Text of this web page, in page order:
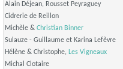
Alain Déjean, Rousset Peyraguey
Cidrerie de Reillon
Michèle & Christian Binner
Sulauze - Guillaume et Karina Lefèvre
Hélène & Christophe, Les Vigneaux
Michal Clotaire